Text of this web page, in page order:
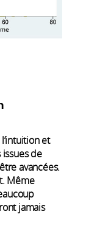
et
issues de
avancées.
Même
jamais